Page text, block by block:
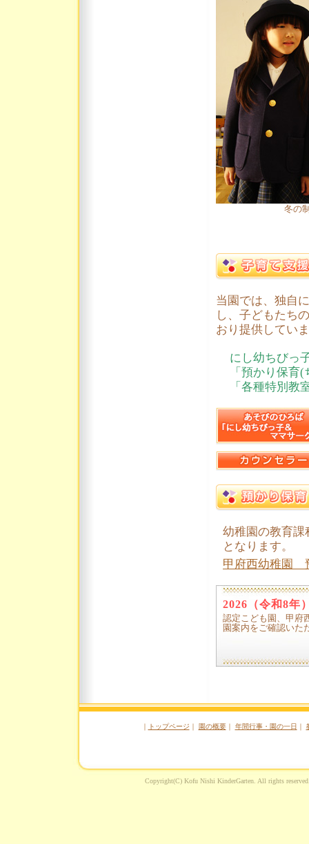
冬の
当園では、独自
し、子どもたち
おり提供してい
にし幼ちびっ
「預かり保育
「各種特別教
幼稚園の教育課
となります。
甲府西幼稚園
2026（令和8年
認定こども園、甲府
園案内をご確認いた
｜ トップページ ｜ 園の概要｜ 年間行事・園の一日 ｜
Copyright(C) Kofu Nishi KinderGarten. All rights